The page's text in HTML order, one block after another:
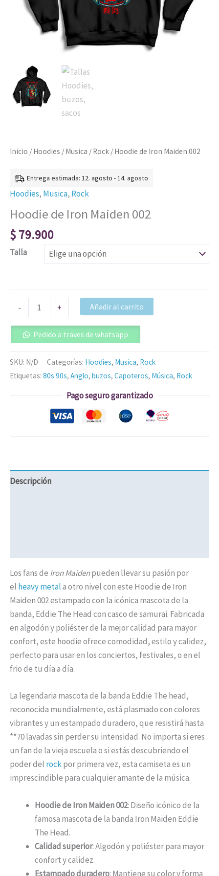
Inicio / Hoodies / Musica / Rock / Hoodie de Iron Maiden 002
Entrega estimada: 12. agosto - 14. agosto
Hoodies, Musica, Rock
Hoodie de Iron Maiden 002
$79.900
Talla
- + Añadir al carrito
Pedido a traves de whatsapp
SKU: N/D Categorías: Hoodies, Musica, Rock
Etiquetas: 80s 90s, Anglo, buzos, Capoteros, Música, Rock
Pago seguro garantizado
Descripción
Los fans de Iron Maidenpueden llevar su pasión por
el heavy metala otro nivel con este Hoodie de Iron
Maiden 002 estampado con la icónica mascota de la
banda, Eddie The Head con casco de samurai. Fabricada
en algodón y poliéster de la mejor calidad para mayor
confort, este hoodie ofrece comodidad, estilo y calidez,
perfecto para usar en los conciertos, festivales, o en el
frio de tu día a día.
La legendaria mascota de la banda Eddie The head,
reconocida mundialmente, está plasmado con colores
vibrantes y un estampado duradero, que resistirá hasta
**70 lavadas sin perder su intensidad. No importa si eres
un fan de la vieja escuela o si estás descubriendo el
poder del rockpor primera vez, esta camiseta es un
imprescindible para cualquier amante de la música.
Hoodie de Iron Maiden 002: Diseño icónico de la
famosa mascota de la banda Iron Maiden Eddie
The Head.
Calidad superior: Algodón y poliéster para mayor
confort y calidez.
Estampado duradero: Mantiene su color y forma